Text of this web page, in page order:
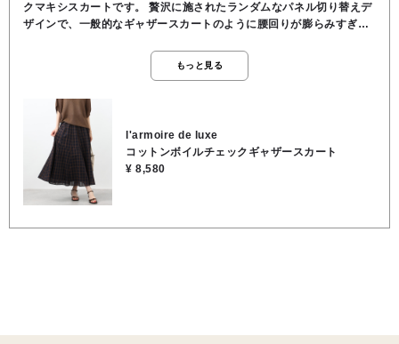
クマキシスカートです。 贅沢に施されたランダムなパネル切り替えデ
ザインで、一般的なギャザースカートのように腰回りが膨らみすぎ
くたび揺れ動く裾が、大人のエレガンスを演出します。 生地には、軽
くて通気性に優れたコットンボイルを使用。肌離れが良く、汗ばむ季
シ丈でも重たくなく、ウエストは後ろゴム仕様で、ストレスフリーな
穿き心地です。 穿くだけで気分が上がる、この夏の本命スカートをぜ
ひワードローブに… シルエットが綺麗なのは、斜めや縦に細かく切り
替えが入っているので、ウエスト周りはすっきり見せつつ、裾に向か
ってボリュームが出るデザインになっています。 素材は綿100%の
『コットンボイル』なので、とても軽いんです。 風が通る素材なの
スカート丈 86cm ●裏地/インナー あり ●ウエスト 後ろゴム ●ポケット
もっと見る
l'armoire de luxe
コットンボイルチェックギャザースカート
¥ 8,580